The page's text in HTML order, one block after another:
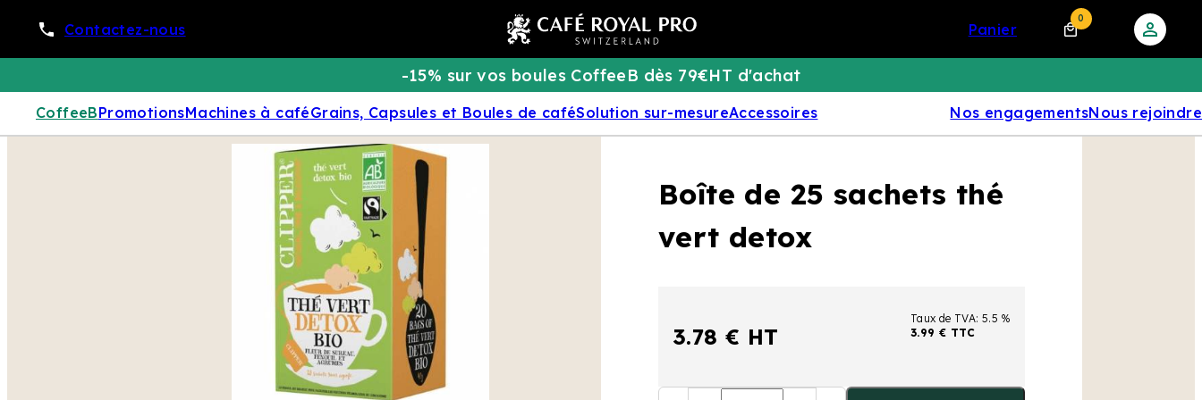
Contactez-nous panier
0
-15% sur vos boules CoffeeB dès 79€HT d'achat
CoffeeBPromotionsMachines à caféGrains, Capsules et Boules de caféSolution sur-mesureAccessoires Nos engagementsNous rejoindre
Boîte de 25 sachets thé
vert detox
3.78 € HT
Taux de TVA: 5.5 %
3.99 € TTC